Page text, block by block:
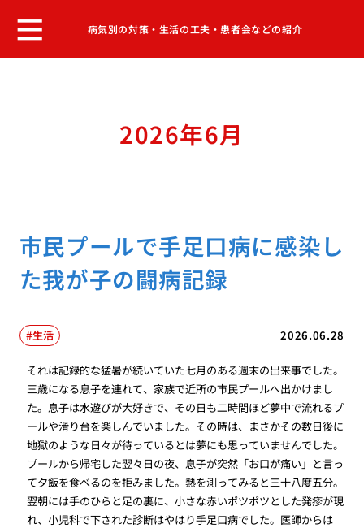
病気別の対策・生活の工夫・患者会などの紹介
2026年6月
市民プールで手足口病に感染し
た我が子の闘病記録
2026.06.28
生活
それは記録的な猛暑が続いていた七月のある週末の出来事でした。
三歳になる息子を連れて、家族で近所の市民プールへ出かけまし
た。息子は水遊びが大好きで、その日も二時間ほど夢中で流れるプ
ールや滑り台を楽しんでいました。その時は、まさかその数日後に
地獄のような日々が待っているとは夢にも思っていませんでした。
プールから帰宅した翌々日の夜、息子が突然「お口が痛い」と言っ
て夕飯を食べるのを拒みました。熱を測ってみると三十八度五分。
翌朝には手のひらと足の裏に、小さな赤いポツポツとした発疹が現
れ、小児科で下された診断はやはり手足口病でした。医師からは